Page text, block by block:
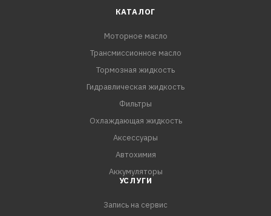
КАТАЛОГ
Моторное масло
Трансмиссионное масло
Тормозная жидкость
Гидравлическая жидкость
Фильтры
Охлаждающая жидкость
Аксессуары
Автохимия
Аккумуляторы
УСЛУГИ
Запись на сервис